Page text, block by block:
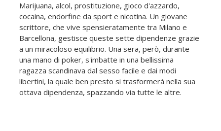
Marijuana, alcol, prostituzione, gioco d'azzardo,
cocaina, endorfine da sport e nicotina. Un giovane
scrittore, che vive spensieratamente tra Milano e
Barcellona, gestisce queste sette dipendenze grazie
a un miracoloso equilibrio. Una sera, però, durante
una mano di poker, s'imbatte in una bellissima
ragazza scandinava dal sesso facile e dai modi
libertini, la quale ben presto si trasformerà nella sua
ottava dipendenza, spazzando via tutte le altre.